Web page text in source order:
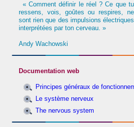
« Comment définir le réel ? Ce que tu
ressens, vois, goûtes ou respires, ne
sont rien que des impulsions électriques
interprétées par ton cerveau. »
Andy Wachowski
Documentation web
Principes généraux de
Le système nerveux
The nervous system